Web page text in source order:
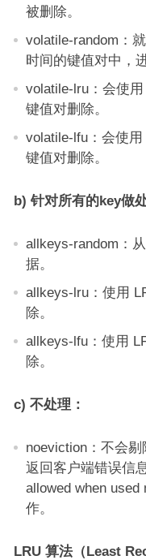
被删除。
volatile-random：
时间的键值对中，
volatile-lru：会使
键值对删除。
volatile-lfu：会使
键值对删除。
b) 针对所有的key做
allkeys-random：
据。
allkeys-lru：使用
除。
allkeys-lfu：使用
除。
c) 不处理：
noeviction：不会
返回客户端错误信
allowed when used
作。
LRU 算法（Least